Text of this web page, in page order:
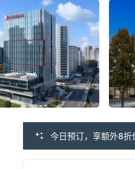
今日预订，享额外8折